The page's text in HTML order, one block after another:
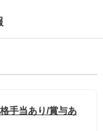
手当あり/賞与あ